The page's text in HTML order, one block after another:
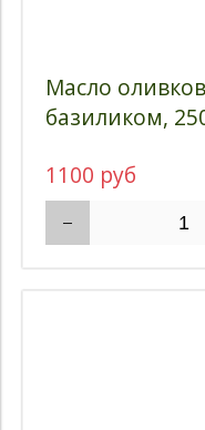
Масло
базиликом,
1100 руб